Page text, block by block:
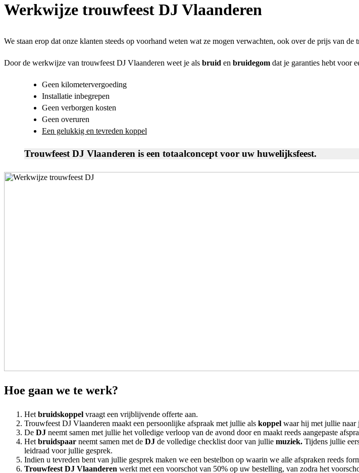
Werkwijze trouwfeest DJ Vlaanderen
We staan erop dat onze klanten steeds op voorhand weten wat ze mogen verwachten, ook over de prijs van
Door de werkwijze van trouwfeest DJ Vlaanderen weet je als bruid en bruidegom dat je garanties hebt voor
Geen kilometervergoeding
Installatie inbegrepen
Geen verborgen kosten
Geen overuren
Een gelukkig en tevreden koppel
Trouwfeest DJ Vlaanderen is een totaalconceptvoor uw huwelijksfeest.
Hoe gaan we te werk?
Hetbruidskoppel vraagt een vrijblijvende offerte aan.
Trouwfeest DJ Vlaanderen maakt een persoonlijke afspraak met jullie als koppel waar hij met jullie naar
De DJ neemt samen met jullie het volledige verloop van de avond door en maakt reeds aangepaste
Hetbruidspaar neemt samen met de DJ de volledige checklist door van jullie muziek. Tijdens jullie
leidraad voor jullie gesprek.
Indien u tevreden bent van jullie gesprek maken we een bestelbon op waarin we alle afspraken reeds
Trouwfeest DJ Vlaanderen werkt met een voorschot van 50% op uw bestelling, van zodra het